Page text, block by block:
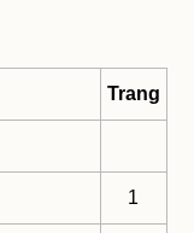
Trang
1